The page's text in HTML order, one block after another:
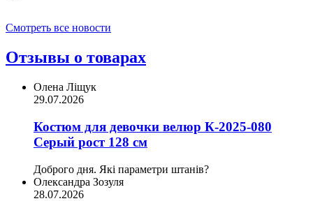
Смотреть все новости
Отзывы о товарах
Олена Ліщук
29.07.2026
Костюм для девочки велюр К-2025-080
Серый рост 128 см
Доброго дня. Які параметри штанів?
Олександра Зозуля
28.07.2026